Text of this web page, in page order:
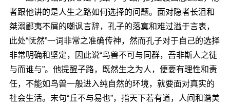
者跟他讲的是人生之路如何选择的问题。面对隐者长沮和
桀溺鄙夷不屑的嘲讽言辞，孔子的落寞和难过溢于言表，
此处“怃然”一词非常之准确传神，然而孔子对于自己的选择
非常明确和坚定，因此说“鸟兽不可与同群，吾非斯人之徒
与而谁与”。他提醒子路，既然生之为人，便要有理性和责
任，不能如鸟兽一般进入纯自然的环境，就要面对真实的
社会生活。末句“丘不与易也”，指天下若有道，人间和谐美